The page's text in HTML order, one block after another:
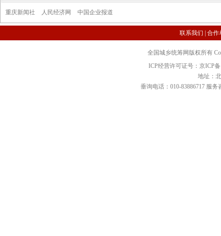
重庆新闻社 人民经济网 中国企业报道
联系我们 合作
全国城乡统筹网版权所有
ICP经营许可证号：京ICP备
地址：
垂询电话：010-83886717 服务